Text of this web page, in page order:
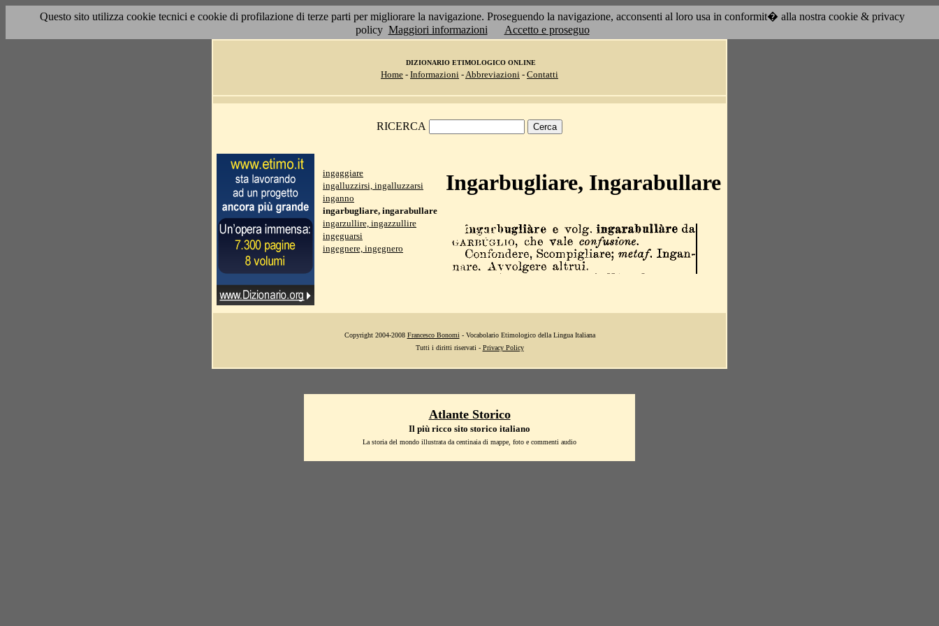
Questo sito utilizza cookie tecnici e cookie di profilazione di terze parti per migliorare la navigazione. Proseguendo la navigazione, acconsenti al loro usa in conformit� alla nostra cookie & privacy
policy Maggiori informazioni Accetto e proseguo
DIZIONARIO ETIMOLOGICO ONLINE
Home - Informazioni -Abbreviazioni - Contatti
RICERCA
ingaggiare
ingalluzzirsi, ingalluzzarsi
inganno
ingarbugliare, ingarabullare
ingarzullire, ingazzullire
ingeguarsi
ingegnere, ingegnero
Ingarbugliare, Ingarabullare
Copyright 2004-2008 Francesco Bonomi - Vocabolario Etimologico della Lingua Italiana
Tutti i diritti riservati - Privacy Policy
Atlante Storico
Il più ricco sito storico italiano
La storia del mondo illustrata da centinaia di mappe, foto e commenti audio